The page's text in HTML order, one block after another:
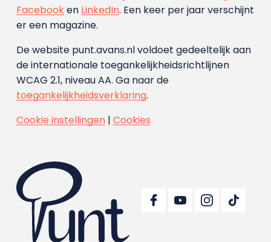
Facebooken LinkedIn. Een keer per jaar verschijnt
er een magazine.
De website punt.avans.nl voldoet gedeeltelijk aan
de internationale toegankelijkheidsrichtlijnen
WCAG 2.1, niveau AA. Ga naar de
toegankelijkheidsverklaring.
Cookie instellingen| Cookies